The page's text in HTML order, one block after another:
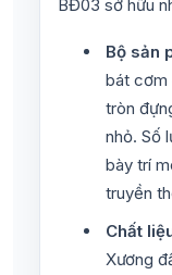
BĐ03 sở hữu
Bộ sản
bát cơm
tròn
nhỏ. Số
bày trí
truyền
Chất
Xương